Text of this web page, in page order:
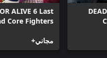
ALIVE 6 Last
Core Fighters
مجاني+